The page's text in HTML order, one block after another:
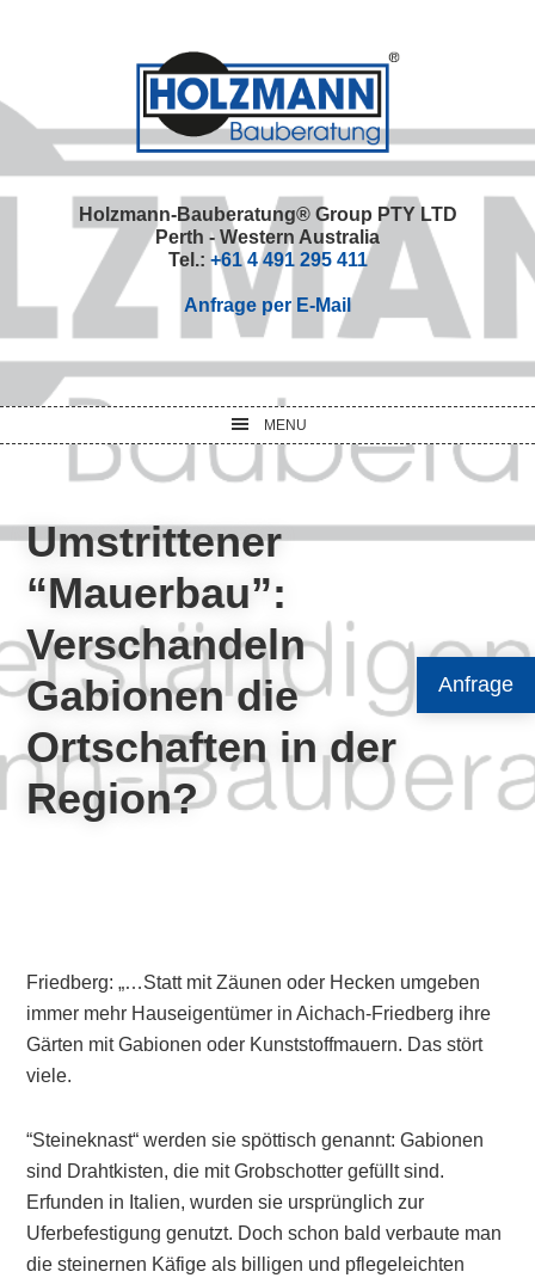
Anfrage
navigation
content
sidebar
Holzmann-Bauberatung® Group PTY LTD
Perth - Western Australia
Tel.: +61 4 491 295 411
Anfrage per E-Mail
MENU
Umstrittener
“Mauerbau”:
Verschandeln
Gabionen die
Ortschaften in der
Region?
Friedberg: „…Statt mit Zäunen oder Hecken umgeben
immer mehr Hauseigentümer in Aichach-Friedberg ihre
Gärten mit Gabionen oder Kunststoffmauern. Das stört
viele.
“Steineknast“ werden sie spöttisch genannt: Gabionen
sind Drahtkisten, die mit Grobschotter gefüllt sind.
Erfunden in Italien, wurden sie ursprünglich zur
Uferbefestigung genutzt. Doch schon bald verbaute man
die steinernen Käfige als billigen und pflegeleichten